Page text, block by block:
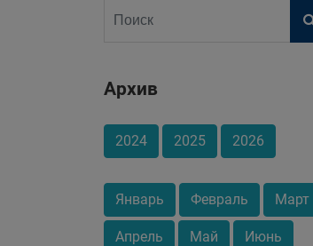
Архив
2024 2025 2026
Январь Февраль Март
Апрель Май Июнь